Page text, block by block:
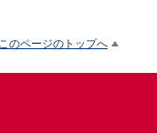
このページのトップへ